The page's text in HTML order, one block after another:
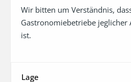
Wir bitten um Verständnis,
Gastronomiebetriebe jeglicher
ist.
Lage